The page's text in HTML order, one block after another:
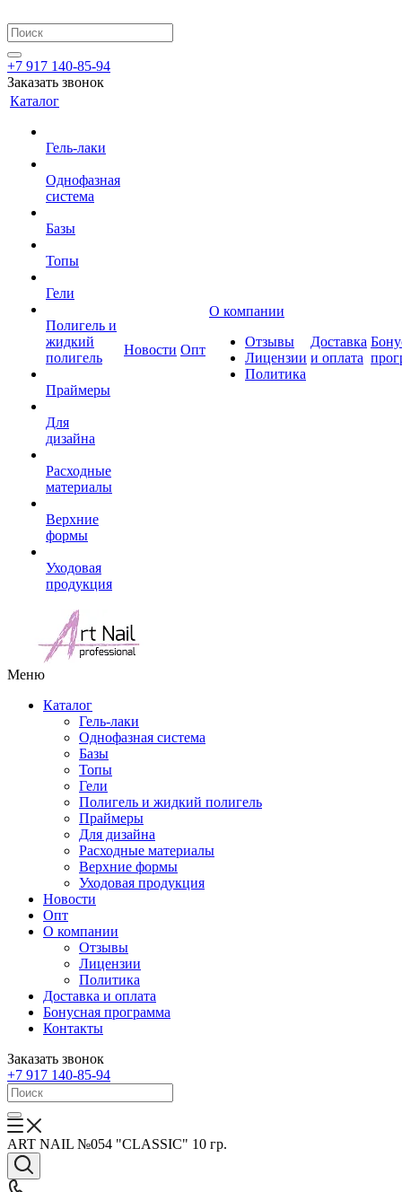
+7 917 140-85-94
Заказать звонок
Каталог
Гель-лаки
Однофазная
система
Базы
Топы
Гели
Полигель и
жидкий
полигель
Праймеры
Для
дизайна
Расходные
материалы
Верхние
формы
Уходовая
продукция
Новости Опт
О компании
Отзывы
Лицензии
Политика
Доставка
и оплата
Меню
Каталог
Гель-лаки
Однофазная система
Базы
Топы
Гели
Полигель и жидкий полигель
Праймеры
Для дизайна
Расходные материалы
Верхние формы
Уходовая продукция
Новости
Опт
О компании
Отзывы
Лицензии
Политика
Доставка и оплата
Бонусная программа
Контакты
Заказать звонок
+7 917 140-85-94
ART NAIL №054 "CLASSIC" 10 гр.